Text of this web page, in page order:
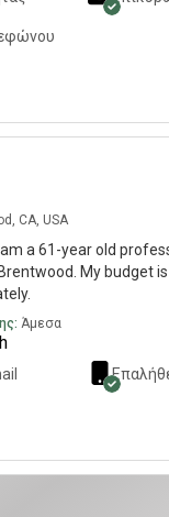
CA, USA
am a 61-year old
My budget
Άμεσα